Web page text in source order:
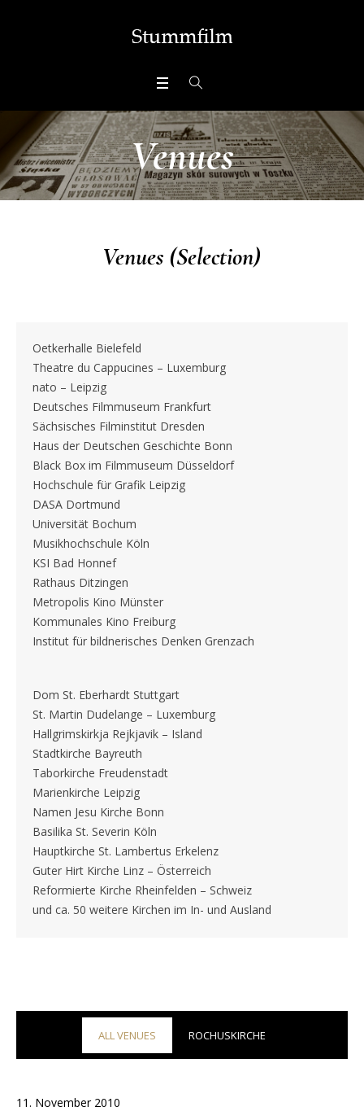
Venues
Venues (Selection)
Oetkerhalle Bielefeld
Theatre du Cappucines – Luxemburg
nato – Leipzig
Deutsches Filmmuseum Frankfurt
Sächsisches Filminstitut Dresden
Haus der Deutschen Geschichte Bonn
Black Box im Filmmuseum Düsseldorf
Hochschule für Grafik Leipzig
DASA Dortmund
Universität Bochum
Musikhochschule Köln
KSI Bad Honnef
Rathaus Ditzingen
Metropolis Kino Münster
Kommunales Kino Freiburg
Institut für bildnerisches Denken Grenzach
Dom St. Eberhardt Stuttgart
St. Martin Dudelange – Luxemburg
Hallgrimskirkja Rejkjavik – Island
Stadtkirche Bayreuth
Taborkirche Freudenstadt
Marienkirche Leipzig
Namen Jesu Kirche Bonn
Basilika St. Severin Köln
Hauptkirche St. Lambertus Erkelenz
Guter Hirt Kirche Linz – Österreich
Reformierte Kirche Rheinfelden – Schweiz
und ca. 50 weitere Kirchen im In- und Ausland
ALL VENUES ROCHUSKIRCHE
11. November 2010